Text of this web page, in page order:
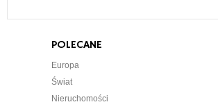
POLECANE
Europa
Świat
Nieruchomości